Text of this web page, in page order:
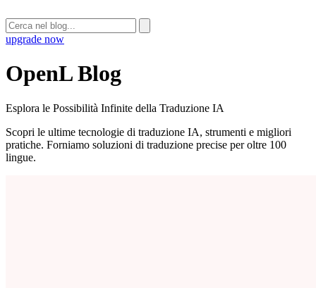
upgrade now
OpenL Blog
Esplora le Possibilità Infinite della Traduzione IA
Scopri le ultime tecnologie di traduzione IA, strumenti e migliori
pratiche. Forniamo soluzioni di traduzione precise per oltre 100
lingue.